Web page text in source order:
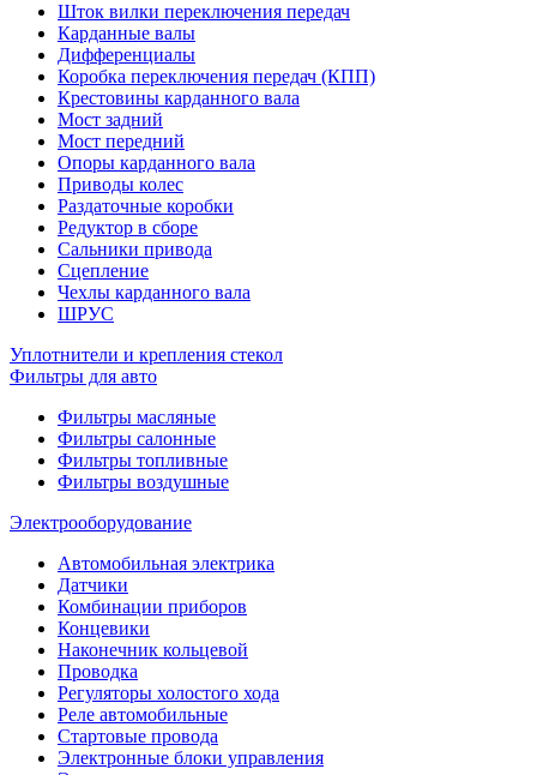
Шток вилки переключения передач
Карданные валы
Дифференциалы
Коробка переключения передач (КПП)
Крестовины карданного вала
Мост задний
Мост передний
Опоры карданного вала
Приводы колес
Раздаточные коробки
Редуктор в сборе
Сальники привода
Сцепление
Чехлы карданного вала
ШРУС
Уплотнители и крепления стекол
Фильтры для авто
Фильтры масляные
Фильтры салонные
Фильтры топливные
Фильтры воздушные
Электрооборудование
Автомобильная электрика
Датчики
Комбинации приборов
Концевики
Наконечник кольцевой
Проводка
Регуляторы холостого хода
Реле автомобильные
Стартовые провода
Электронные блоки управления